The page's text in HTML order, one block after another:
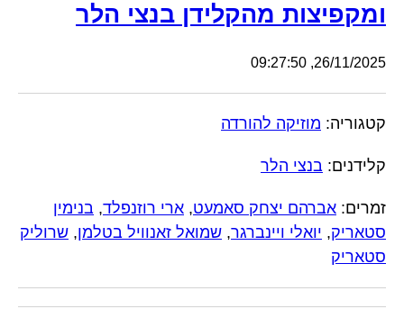
ומקפיצות מהקלידן בנצי הלר
26/11/2025, 09:27:50
קטגוריה: מוזיקה להורדה
קלידנים: בנצי הלר
זמרים: אברהם יצחק סאמעט, ארי רוזנפלד, בנימין
סטאריק, יואלי ויינברגר, שמואל זאנוויל בטלמן, שרוליק
סטאריק